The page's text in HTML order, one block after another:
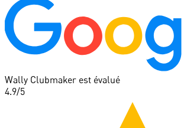
Wally Clubmaker est évalué
4.9/5